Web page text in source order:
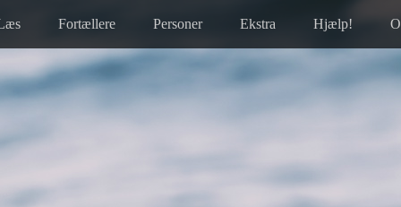
Fortællere Personer Ekstra Hjælp!